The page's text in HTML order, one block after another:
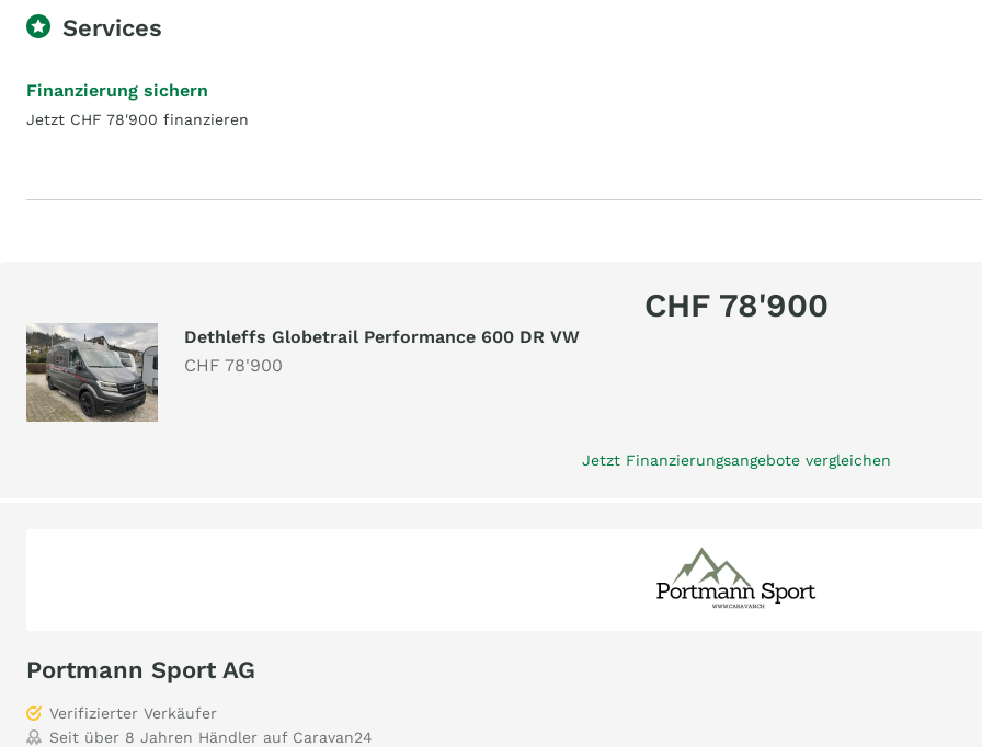
Services
Finanzierung sichern
Jetzt CHF 78'900 finanzieren
CHF 78'900
Dethleffs Globetrail Performance 600 DR VW
CHF 78'900
Jetzt Finanzierungsangebote vergleichen
Portmann Sport AG
Verifizierter Verkäufer
Seit über 8 Jahren Händler auf Caravan24